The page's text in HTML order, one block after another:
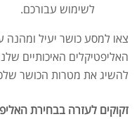
לשימוש עבורכם.
צאו למסע כושר יעיל ומהנה
האליפטיקלים האיכותיים
להשיג את מטרות הכושר
זקוקים לעזרה בבחירת